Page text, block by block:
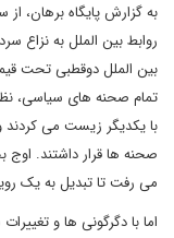
روابط بین الملل به نزاع
بین الملل دوقطبی تحت
تمام صحنه های سیاسی،
با یکدیگر زیست می
صحنه ها قرار داشتند. اوج
می رفت تا تبدیل به یک
اما با دگرگونی ها و